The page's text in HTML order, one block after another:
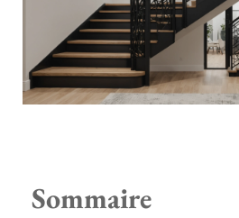
Sommaire